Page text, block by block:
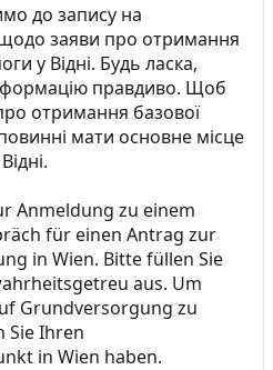
до запису на
заяви про отримання
у Відні. Будь ласка,
правдиво. Щоб
отримання базової
мати основне місце
Anmeldung zu einem
für einen Antrag zur
in Wien. Bitte füllen Sie
aus. Um
Grundversorgung zu
Sie Ihren
in Wien haben.